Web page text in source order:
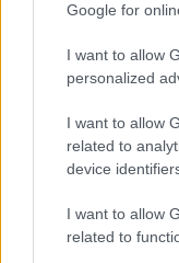
Google for
I want to allow
personalized
I want to allow
related to
device
I want to allow
related to
Idény és típus:
termését.
gömbölyded,
valamivel
kúp alakú.
jól terem.